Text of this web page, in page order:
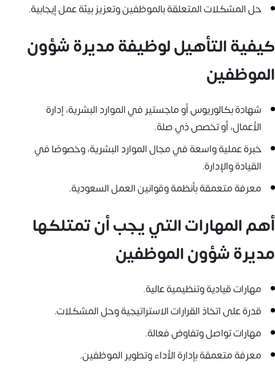
حل المشكلات المتعلقة بالموظفين وتعزيز بيئة عمل إيجابية.
كيفية التأهيل لوظيفة مديرة شؤون
الموظفين
شهادة بكالوريوس أو ماجستير في الموارد البشرية، إدارة
الأعمال، أو تخصص ذي صلة.
خبرة عملية واسعة في مجال الموارد البشرية، وخصوصًا في
القيادة والإدارة.
معرفة متعمقة بأنظمة وقوانين العمل السعودية.
أهم المهارات التي يجب أن تمتلكها
مديرة شؤون الموظفين
مهارات قيادية وتنظيمية عالية.
قدرة على اتخاذ القرارات الاستراتيجية وحل المشكلات.
مهارات تواصل وتفاوض فعالة.
معرفة متعمقة بإدارة الأداء وتطوير الموظفين.